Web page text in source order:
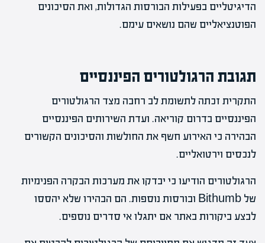
הדיגיטליים בפעילות הבורסות הגדולות, ואת הסיכונים
הפוטנציאליים שהם נושאים עימם.
תגובת הרגולטורים הפיננסיים
התקרית זכתה לתשומת לב רחבה מצד הרגולטורים
הפיננסיים בדרום קוריאה. ועדת השירותים הפיננסיים
הבהירה כי האירוע חשף את החולשות והסיכונים הקשורים
לנכסים וירטואליים.
הרגולטורים הודיעו כי יבדקו את מערכות הבקרה הפנימיות
של Bithumb ובורסות נוספות. הם הבהירו שלא יהססו
לבצע ביקורות באתר אם יתגלו אי סדרים נוספים.